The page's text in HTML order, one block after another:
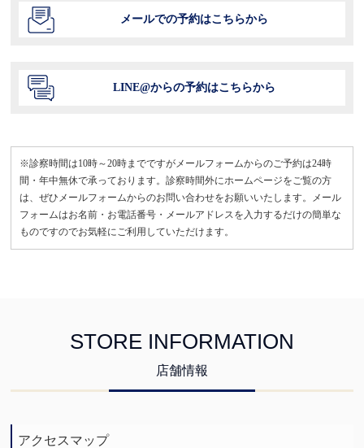
メールでの予約はこちらから
LINE@からの予約はこちらから
※診察時間は10時～20時までですがメールフォームからのご予約は24時
間・年中無休で承っております。診察時間外にホームページをご覧の方
は、ぜひメールフォームからのお問い合わせをお願いいたします。メール
フォームはお名前・お電話番号・メールアドレスを入力するだけの簡単な
ものですのでお気軽にご利用していただけます。
STORE INFORMATION
店舗情報
アクセスマップ